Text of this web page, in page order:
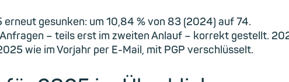
gesunken: um 10,84 % von 83 (2024) auf 74.
– teils erst im zweiten Anlauf – korrekt gestellt.
wie im Vorjahr per E-Mail, mit PGP verschlüsselt.